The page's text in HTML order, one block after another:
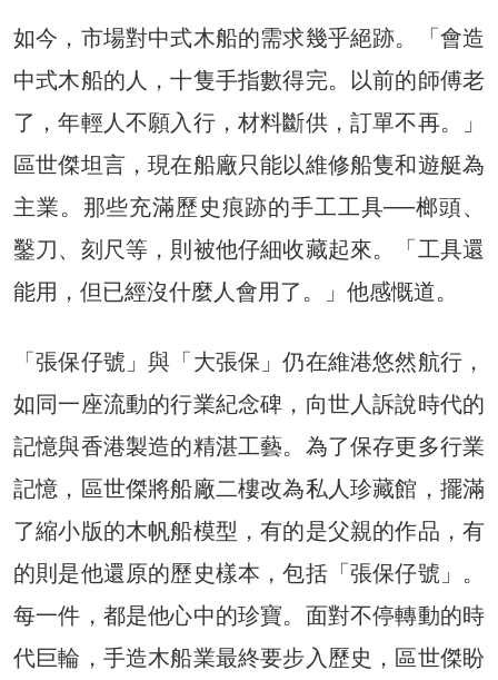
如今，市場對中式木船的需求幾乎絕跡。「會造
中式木船的人，十隻手指數得完。以前的師傅老
了，年輕人不願入行，材料斷供，訂單不再。」
區世傑坦言，現在船廠只能以維修船隻和遊艇為
主業。那些充滿歷史痕跡的手工工具──榔頭、
鑿刀、刻尺等，則被他仔細收藏起來。「工具還
能用，但已經沒什麼人會用了。」他感慨道。
「張保仔號」與「大張保」仍在維港悠然航行，
如同一座流動的行業紀念碑，向世人訴說時代的
記憶與香港製造的精湛工藝。為了保存更多行業
記憶，區世傑將船廠二樓改為私人珍藏館，擺滿
了縮小版的木帆船模型，有的是父親的作品，有
的則是他還原的歷史樣本，包括「張保仔號」。
每一件，都是他心中的珍寶。面對不停轉動的時
代巨輪，手造木船業最終要步入歷史，區世傑盼